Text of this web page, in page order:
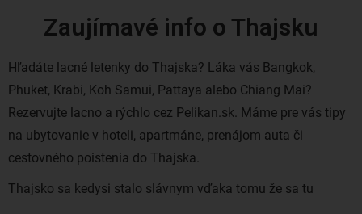
Zaujímavé info o Thajsku
Hľadáte lacné letenky do Thajska? Láka vás Bangkok,
Phuket, Krabi, Koh Samui, Pattaya alebo Chiang Mai?
Rezervujte lacno a rýchlo cez Pelikan.sk. Máme pre vás tipy
na ubytovanie v hoteli, apartmáne, prenájom auta či
cestovného poistenia do Thajska.
Thajsko sa kedysi stalo slávnym vďaka tomu že sa tu